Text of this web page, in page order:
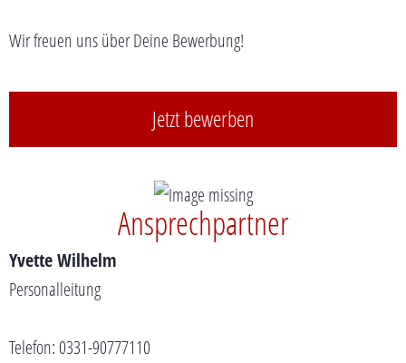
Wir freuen uns über Deine Bewerbung!
Jetzt bewerben
Ansprechpartner
Yvette Wilhelm
Personalleitung
Telefon: 0331-90777110